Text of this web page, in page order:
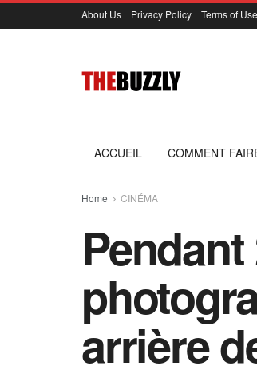
About Us Privacy Policy Terms of Use
ACCUEIL COMMENT
Home CINÉMA
arrière